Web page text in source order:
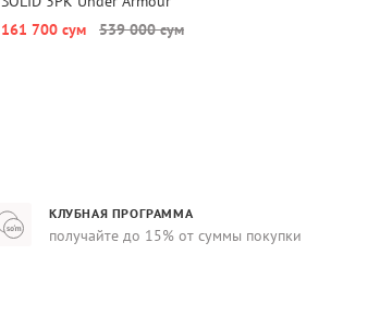
161 700 сум
539 000 сум
КЛУБНАЯ ПРОГРАММА
получайте до 15% от суммы покупки